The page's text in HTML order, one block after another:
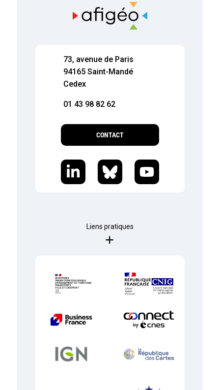
73, avenue de Paris
94165 Saint-Mandé
Cedex
01 43 98 82 62
CONTACT
Liens pratiques